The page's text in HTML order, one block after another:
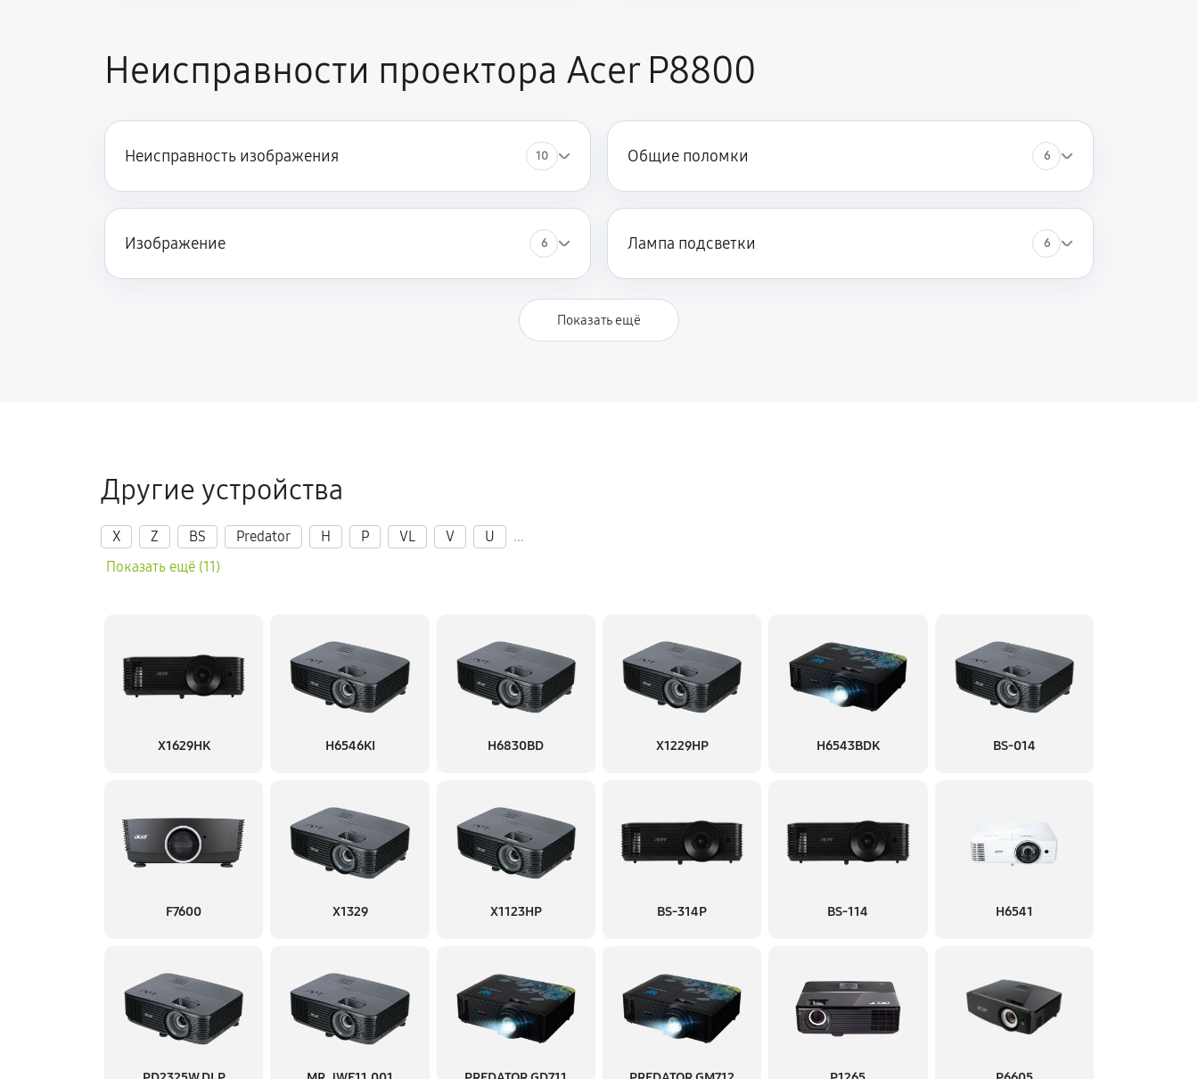
Неисправности проектора Acer P8800
Неисправность изображения 10 Общие поломки 6
Изображение 6 Лампа подсветки 6
Показать ещё
Другие устройства
X Z BS Predator H P VL V U
...
Показать ещё (11)
X1629HK H6546KI H6830BD X1229HP H6543BDK BS-014
F7600 X1329 X1123HP BS-314P BS-114 H6541